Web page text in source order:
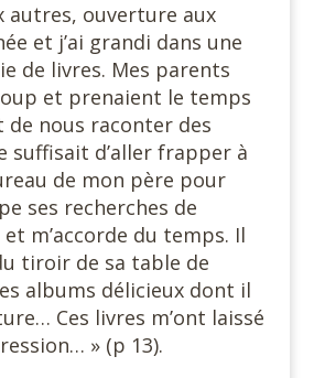
autres, ouverture aux
et j’ai grandi dans une
de livres. Mes parents
et prenaient le temps
de nous raconter des
suffisait d’aller frapper à
de mon père pour
ses recherches de
m’accorde du temps. Il
tiroir de sa table de
albums délicieux dont il
Ces livres m’ont laissé
» (p 13).